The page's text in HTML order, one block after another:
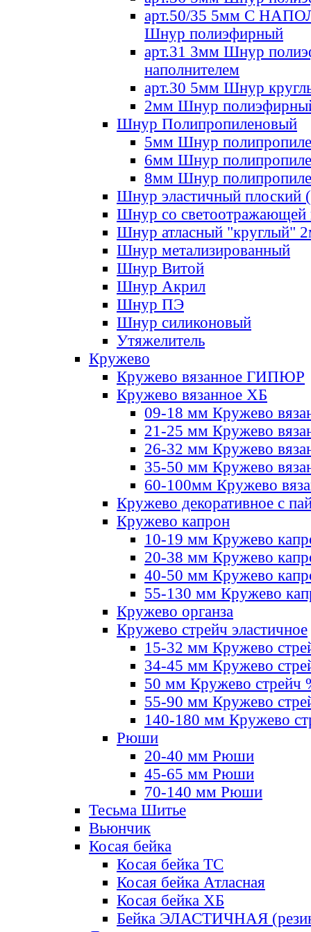
арт.50/35 5мм С
Шнур полиэфирный
арт.31 3мм Шнур
наполнителем
арт.30 5мм Шнур
2мм Шнур
Шнур Полипропиленовый
5мм Шнур
6мм Шнур
8мм Шнур
Шнур эластичный плоский
Шнур со светоотражающей
Шнур атласный "круглый"
Шнур метализированный
Шнур Витой
Шнур Акрил
Шнур ПЭ
Шнур силиконовый
Утяжелитель
Кружево
Кружево вязанное ГИПЮР
Кружево вязанное ХБ
09-18 мм Кружево
21-25 мм Кружево
26-32 мм Кружево
35-50 мм Кружево
60-100мм Кружево
Кружево декоративное с
Кружево капрон
10-19 мм Кружево
20-38 мм Кружево
40-50 мм Кружево
55-130 мм Кружево
Кружево органза
Кружево стрейч эластичное
15-32 мм Кружево
34-45 мм Кружево
50 мм Кружево стрейч
55-90 мм Кружево
140-180 мм Кружево
Рюши
20-40 мм Рюши
45-65 мм Рюши
70-140 мм Рюши
Тесьма Шитье
Вьюнчик
Косая бейка
Косая бейка ТС
Косая бейка Атласная
Косая бейка ХБ
Бейка ЭЛАСТИЧНАЯ